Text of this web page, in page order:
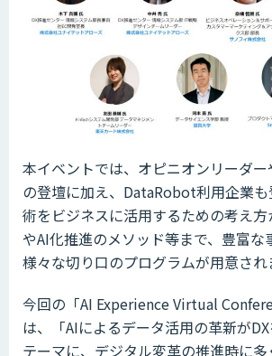
本イベントでは、オピニオンリーダ
の登壇に加え、DataRobot利用企業も
術をビジネスに活用するための考え
やAI化推進のメソッド等まで、豊富な
様々な切り口のプログラムが用意され
今回の「AI Experience Virtual
は、「AIによるデータ活用の革新が
テーマに、デジタル変革の推進時に